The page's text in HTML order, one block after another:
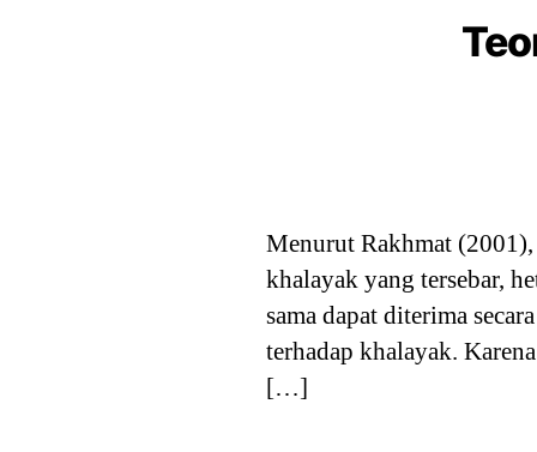
Menurut Rakhmat
khalayak yang tersebar,
sama dapat diterima
terhadap khalayak.
[…]